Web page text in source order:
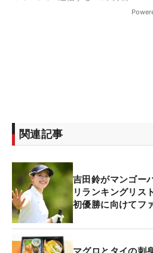
関連記事
吉田鈴がマンゴー
リランキングリス
初優勝に向けてフ